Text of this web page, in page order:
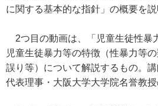
に関する基本的な指針」の概要を説
2つ目の動画は、「児童生徒性暴
児童生徒暴力等の特徴（性暴力等
誤り等）について解説するもの。
代表理事・大阪大学大学院名誉教授